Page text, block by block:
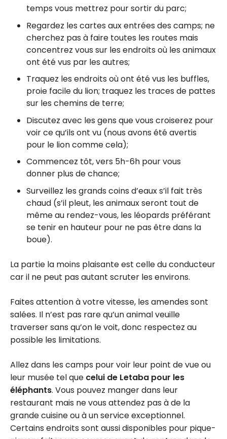
temps vous mettrez pour sortir du parc;
Regardez les cartes aux entrées des camps; ne
cherchez pas à faire toutes les routes mais
concentrez vous sur les endroits où les animaux
ont été vus par les autres;
Traquez les endroits où ont été vus les buffles,
proie facile du lion; traquez les traces de pattes
sur les chemins de terre;
Discutez avec les gens que vous croiserez pour
voir ce qu’ils ont vu (nous avons été avertis
pour le lion comme cela);
Commencez tôt, vers 5h-6h pour vous
donner plus de chance;
Surveillez les grands coins d’eaux s’il fait très
chaud (s’il pleut, les animaux seront tout de
même au rendez-vous, les léopards préférant
se tenir en hauteur pour ne pas être dans la
boue).
La partie la moins plaisante est celle du conducteur
car il ne peut pas autant scruter les environs.
Faites attention à votre vitesse, les amendes sont
salées. Il n’est pas rare qu’un animal veuille
traverser sans qu’on le voit, donc respectez au
possible les limitations.
Allez dans les camps pour voir leur point de vue ou
leur musée tel que celui de Letaba pour les
éléphants. Vous pouvez manger dans leur
restaurant mais ne vous attendez pas à de la
grande cuisine ou à un service exceptionnel.
Certains endroits sont aussi disponibles pour pique-